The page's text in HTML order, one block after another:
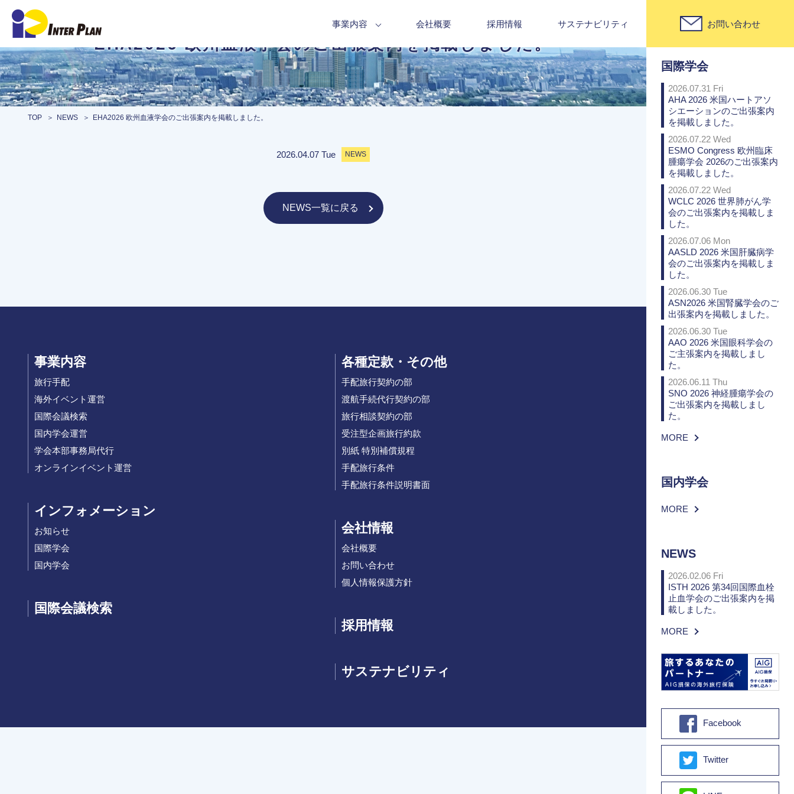
事業内容 会社概要 採用情報 サステナビリティ お問い合わせ
EHA2026 欧州血液学会のご出張案内を掲載しました。
TOP NEWS EHA2026 欧州血液学会のご出張案内を掲載しました。
2026.04.07 Tue NEWS
NEWS一覧に戻る
事業内容
旅行手配
海外イベント運営
国際会議検索
国内学会運営
学会本部事務局代行
オンラインイベント運営
インフォメーション
お知らせ
国際学会
国内学会
国際会議検索
各種定款・その他
手配旅行契約の部
渡航手続代行契約の部
旅行相談契約の部
受注型企画旅行約款
別紙 特別補償規程
手配旅行条件
手配旅行条件説明書面
会社情報
会社概要
お問い合わせ
個人情報保護方針
採用情報
サステナビリティ
PICK UP
国際学会
2026.07.31 Fri
AHA 2026 米国ハートアソ
シエーションのご出張案内
を掲載しました。
2026.07.22 Wed
ESMO Congress 欧州臨床
腫瘍学会 2026のご出張案内
を掲載しました。
2026.07.22 Wed
WCLC 2026 世界肺がん学
会のご出張案内を掲載しま
した。
2026.07.06 Mon
AASLD 2026 米国肝臓病学
会のご出張案内を掲載しま
した。
2026.06.30 Tue
ASN2026 米国腎臓学会のご
出張案内を掲載しました。
2026.06.30 Tue
AAO 2026 米国眼科学会の
ご主張案内を掲載しまし
た。
2026.06.11 Thu
SNO 2026 神経腫瘍学会の
ご出張案内を掲載しまし
た。
MORE
国内学会
MORE
NEWS
2026.02.06 Fri
ISTH 2026 第34回国際血栓
止血学会のご出張案内を掲
載しました。
MORE
Facebook
Twitter